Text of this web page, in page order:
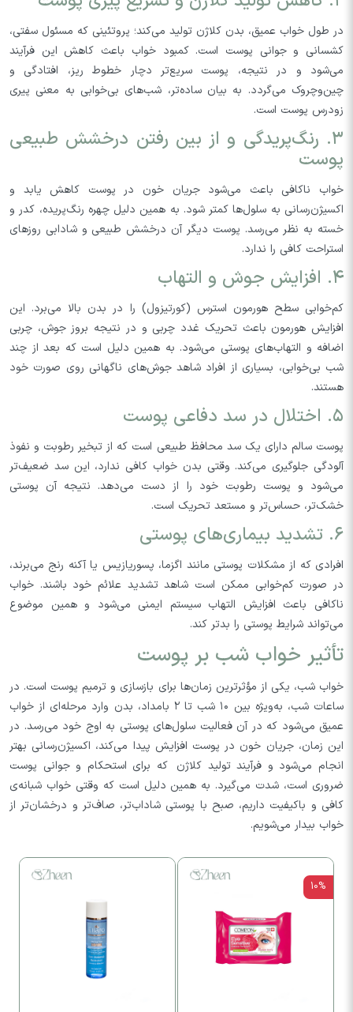
در طول خواب عمیق، بدن کلاژن تولید می‌کند؛ پروتئینی که مسئول سفتی،
کشسانی و جوانی پوست است. کمبود خواب باعث کاهش این فرآیند
می‌شود و در نتیجه، پوست سریع‌تر دچار خطوط ریز، افتادگی و
چین‌وچروک می‌گردد. به بیان ساده‌تر، شب‌های بی‌خوابی به معنی پیری
زودرس پوست است.
۳. رنگ‌پریدگی و از بین رفتن درخشش طبیعی
پوست
خواب ناکافی باعث می‌شود جریان خون در پوست کاهش یابد و
اکسیژن‌رسانی به سلول‌ها کمتر شود. به همین دلیل چهره رنگ‌پریده، کدر و
خسته به نظر می‌رسد. پوست دیگر آن درخشش طبیعی و شادابی روزهای
استراحت کافی را ندارد.
۴. افزایش جوش و التهاب
کم‌خوابی سطح هورمون استرس (کورتیزول) را در بدن بالا می‌برد. این
افزایش هورمون باعث تحریک غدد چربی و در نتیجه بروز جوش، چربی
اضافه و التهاب‌های پوستی می‌شود. به همین دلیل است که بعد از چند
شب بی‌خوابی، بسیاری از افراد شاهد جوش‌های ناگهانی روی صورت خود
هستند.
۵. اختلال در سد دفاعی پوست
پوست سالم دارای یک سد محافظ طبیعی است که از تبخیر رطوبت و نفوذ
آلودگی جلوگیری می‌کند. وقتی بدن خواب کافی ندارد، این سد ضعیف‌تر
می‌شود و پوست رطوبت خود را از دست می‌دهد. نتیجه آن پوستی
خشک‌تر، حساس‌تر و مستعد تحریک است.
۶. تشدید بیماری‌های پوستی
افرادی که از مشکلات پوستی مانند اگزما، پسوریازیس یا آکنه رنج می‌برند،
در صورت کم‌خوابی ممکن است شاهد تشدید علائم خود باشند. خواب
ناکافی باعث افزایش التهاب سیستم ایمنی می‌شود و همین موضوع
می‌تواند شرایط پوستی را بدتر کند.
تأثیر خواب شب بر پوست
خواب شب، یکی از مؤثرترین زمان‌ها برای بازسازی و ترمیم پوست است. در
ساعات شب، به‌ویژه بین ۱۰ شب تا ۲ بامداد، بدن وارد مرحله‌ای از خواب
عمیق می‌شود که در آن فعالیت سلول‌های پوستی به اوج خود می‌رسد. در
این زمان، جریان خون در پوست افزایش پیدا می‌کند، اکسیژن‌رسانی بهتر
انجام می‌شود و فرآیند تولید کلاژن که برای استحکام و جوانی پوست
ضروری است، شدت می‌گیرد. به همین دلیل است که وقتی خواب شبانه‌ی
کافی و باکیفیت داریم، صبح با پوستی شاداب‌تر، صاف‌تر و درخشان‌تر از
خواب بیدار می‌شویم.
10%